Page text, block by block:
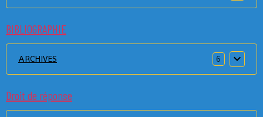
BIBLIOGRAPHIE
ARCHIVES 6
Droit de réponse